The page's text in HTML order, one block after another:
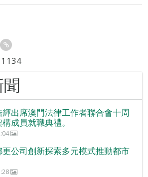
出席澳門法律工作者聯合會十周
成員就職典禮。
公司創新探索多元模式推動都市